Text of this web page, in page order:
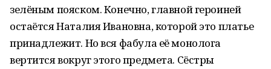
зелёным пояском. Конечно, главной героиней
остаётся Наталия Ивановна, которой это платье
принадлежит. Но вся фабула её монолога
вертится вокруг этого предмета. Сёстры